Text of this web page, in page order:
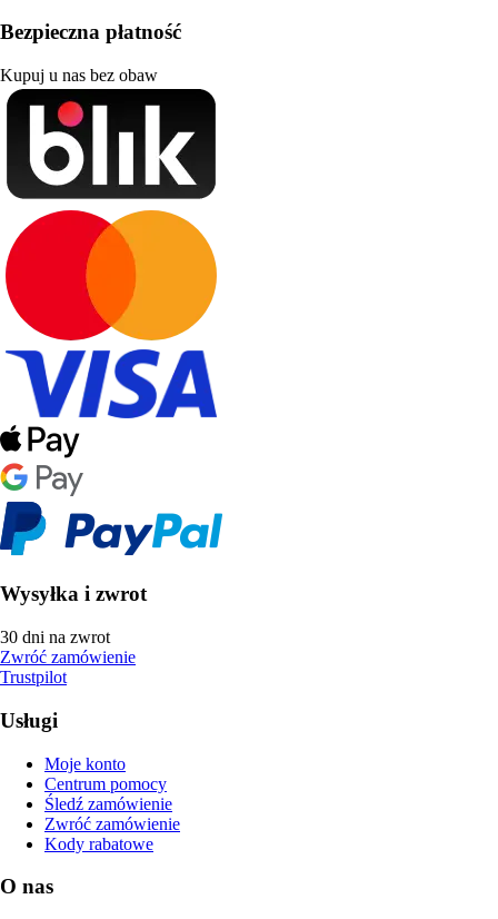
Bezpieczna płatność
Kupuj u nas bez obaw
Wysyłka i zwrot
30 dni na zwrot
Zwróć zamówienie
Trustpilot
Usługi
Moje konto
Centrum pomocy
Śledź zamówienie
Zwróć zamówienie
Kody rabatowe
O nas